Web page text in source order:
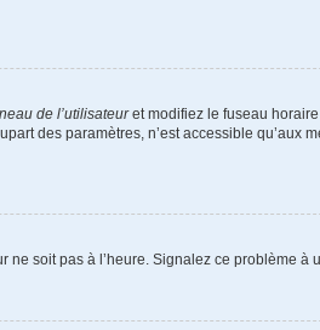
de l’utilisateuret modifiez le fuseau
des paramètres, n’est accessible qu’aux
soit pas à l’heure. Signalez ce problème à